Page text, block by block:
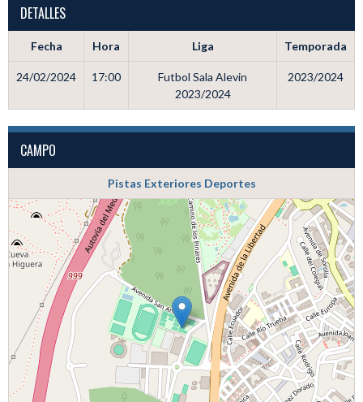
DETALLES
Fecha Hora Liga Temporada
24/02/2024 17:00
Futbol Sala Alevin
2023/2024
2023/2024
CAMPO
Pistas Exteriores Deportes